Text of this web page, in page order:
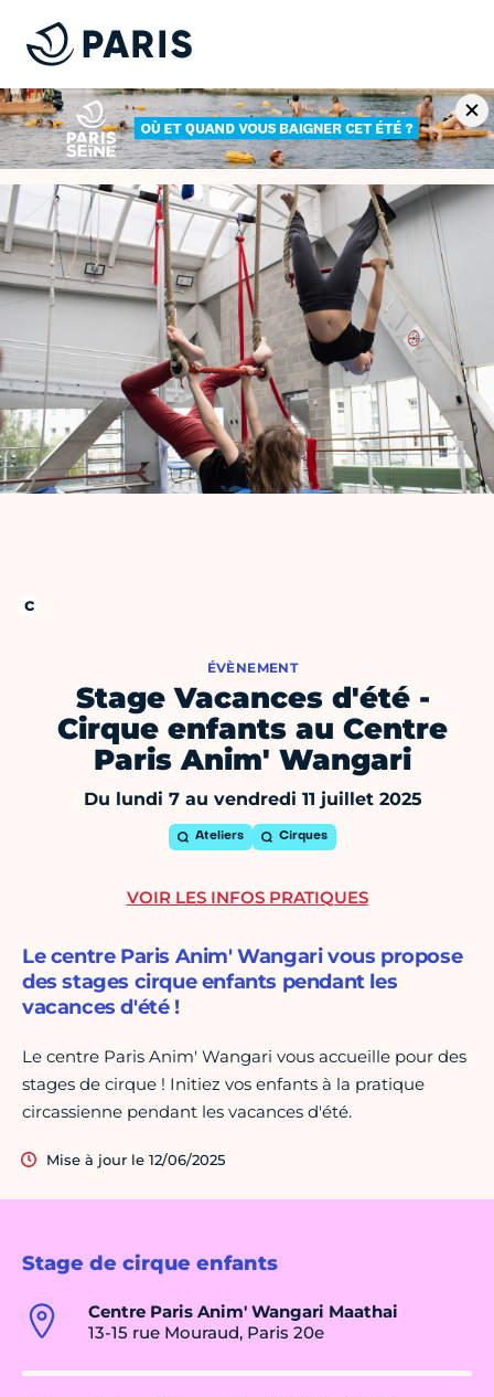
ÉVÈNEMENT
Stage Vacances d'été -
Cirque enfants au Centre
Paris Anim' Wangari
Du lundi 7 au vendredi 11 juillet 2025
Ateliers Cirques
Stage de cirque enfants
Centre Paris Anim' Wangari Maathai
13-15 rue Mouraud, Paris 20e
Le centre Paris Anim' Wangari vous propose
des stages cirque enfants pendant les
vacances d'été !
Le centre Paris Anim' Wangari vous accueille pour des
stages de cirque ! Initiez vos enfants à la pratique
circassienne pendant les vacances d'été.
Mise à jour le 12/06/2025
VOIR LES INFOS PRATIQUES